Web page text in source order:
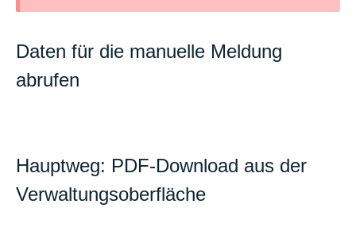
Daten für die manuelle Meldung
abrufen
Hauptweg: PDF-Download aus der
Verwaltungsoberfläche